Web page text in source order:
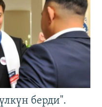
берди".